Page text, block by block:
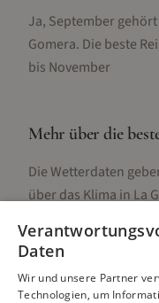
Ja, September
Gomera. Die beste
bis November
Mehr über die
Die Wetterdaten
über das Klima in La
regionalen
Daten
Wir und unsere Partner
Technologien, um